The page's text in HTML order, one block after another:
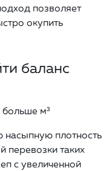
позволяет
окупить
баланс
больше м³
насыпную плотность
перевозки таких
с увеличенной